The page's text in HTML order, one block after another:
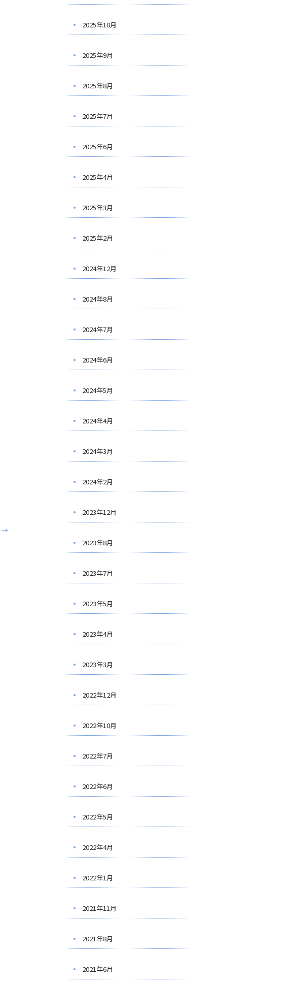
→
2025年10月
2025年9月
2025年8月
2025年7月
2025年6月
2025年4月
2025年3月
2025年2月
2024年12月
2024年8月
2024年7月
2024年6月
2024年5月
2024年4月
2024年3月
2024年2月
2023年12月
2023年8月
2023年7月
2023年5月
2023年4月
2023年3月
2022年12月
2022年10月
2022年7月
2022年6月
2022年5月
2022年4月
2022年1月
2021年11月
2021年8月
2021年6月